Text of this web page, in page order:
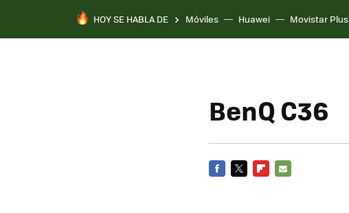
HOY SE HABLA DE Móviles Huawei Movistar Plus
BenQ C36